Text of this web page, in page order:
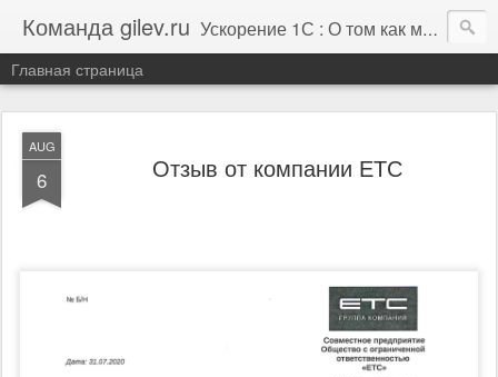
Команда gilev.ru Ускорение 1С : О том как мы это делаем. И не только про это.
Главная страница
AUG
6 Отзыв от компании ЕТС